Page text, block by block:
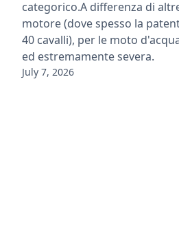
categorico.A differenza di
motore (dove spesso la
40 cavalli), per le moto
ed estremamente severa.
July 7, 2026